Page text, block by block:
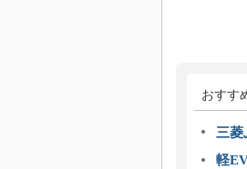
おすす
三菱
軽